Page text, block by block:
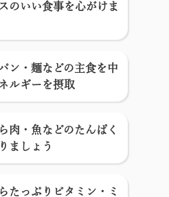
のいい食事を心がけま
ン・麺などの主食を中
ルギーを摂取
肉・魚などのたんぱく
ましょう
たっぷりビタミン・ミ